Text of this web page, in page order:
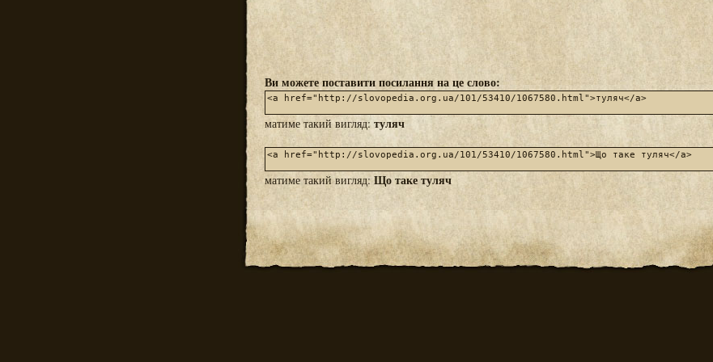
Ви можете поставити посилання на це слово:
матиме такий вигляд: туляч
матиме такий вигляд:Що таке туляч